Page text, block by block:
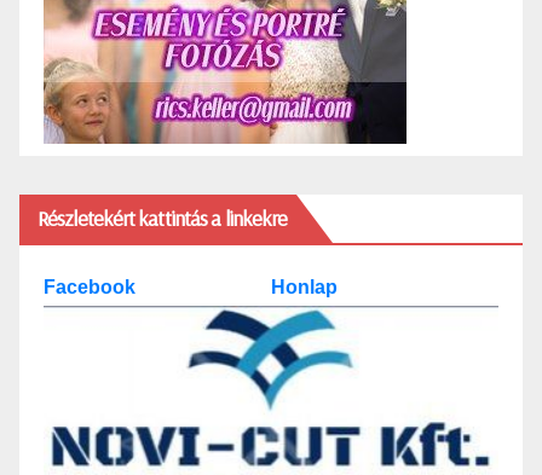
Részletekért kattintás a linkekre
Facebook Honlap